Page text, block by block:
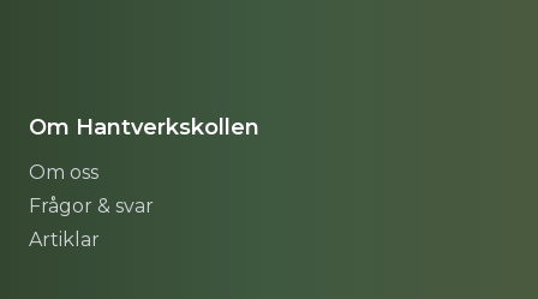
Om Hantverkskollen
Om oss
Frågor & svar
Artiklar